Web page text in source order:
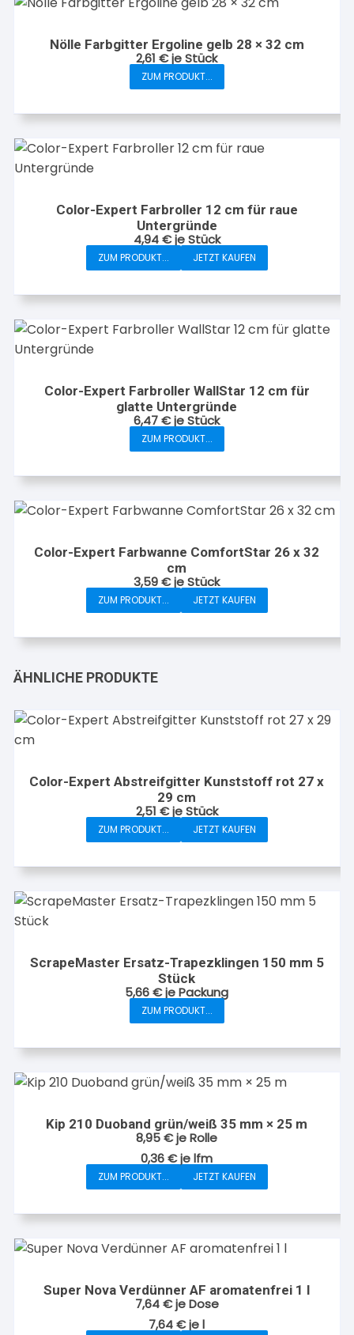
Nölle Farbgitter Ergoline gelb 28 × 32 cm
2,61€je Stück
ZUM PRODUKT...
Color-Expert Farbroller 12 cm für raue
Untergründe
4,94€je Stück
ZUM PRODUKT... JETZT KAUFEN
Color-Expert Farbroller WallStar 12 cm für
glatte Untergründe
6,47€je Stück
ZUM PRODUKT...
Color-Expert Farbwanne ComfortStar 26 x 32
cm
3,59€je Stück
ZUM PRODUKT... JETZT KAUFEN
ÄHNLICHE PRODUKTE
Color-Expert Abstreifgitter Kunststoff rot 27 x
29 cm
2,51 €je Stück
ZUM PRODUKT... JETZT KAUFEN
ScrapeMaster Ersatz-Trapezklingen 150 mm 5
Stück
5,66€je Packung
ZUM PRODUKT...
Kip 210 Duoband grün/weiß 35 mm × 25 m
8,95€je Rolle
0,36€jelfm
ZUM PRODUKT... JETZT KAUFEN
Super Nova Verdünner AF aromatenfrei 1 l
7,64€je Dose
7,64€jel